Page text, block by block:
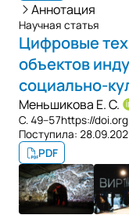
Аннотация
Научная статья
Цифровые
объектов
социально-
Меньшикова Е. С.
С. 49–57https://
Поступила:
PDF